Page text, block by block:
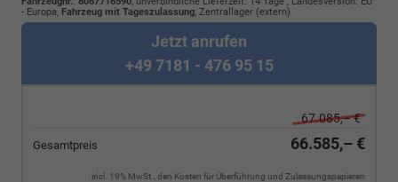
- Europa, Fahrzeug mit Tageszulassung, Zentrallager (extern)
Jetzt anrufen
+49 7181 - 476 95 15
67.085,– €
Gesamtpreis 66.585,– €
incl. 19% MwSt., den Kosten für Überführung und Zulassungspapieren